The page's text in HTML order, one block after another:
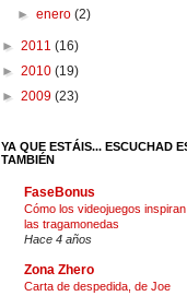
►enero(2)
► 2011 (16)
► 2010 (19)
► 2009 (23)
YA QUE ESTÁIS... ESCUCHAD
TAMBIÉN
FaseBonus
Cómo los videojuegos
las tragamonedas
Hace 4 años
Zona Zhero
Carta de despedida, de Joe